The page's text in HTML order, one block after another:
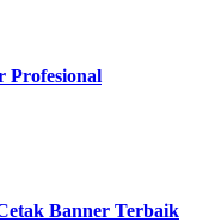
Profesional
Banner Terbaik